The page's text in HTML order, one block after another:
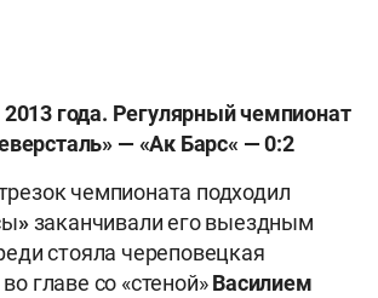
года. Регулярный чемпионат
» — «Ак Барс« — 0:2
чемпионата подходил
»заканчивали его выездным
стояла череповецкая
во главе со «стеной»Василием